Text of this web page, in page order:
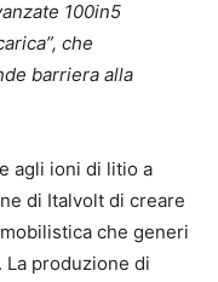
100in5
che
barriera alla
agli ioni di litio a
di Italvolt di creare
che generi
produzione di